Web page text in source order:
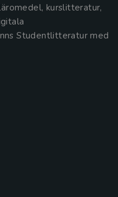
kurslitteratur,
Studentlitteratur med